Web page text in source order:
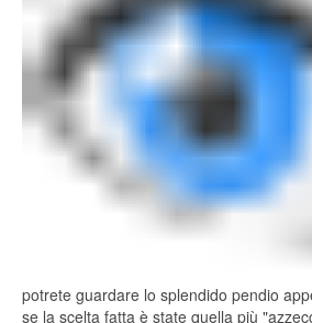
potrete guardare lo splendido pendio
se la scelta fatta è state quella più